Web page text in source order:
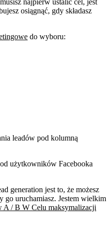
najpierw ustalić cel, jest
osiągnąć, gdy składasz
do wyboru:
leadów pod kolumną
użytkowników Facebooka
generation jest to, że możesz
go uruchamiasz. Jestem wielkim
A / B W Celu maksymalizacji